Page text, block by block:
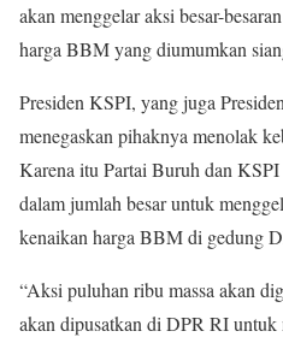
akan menggelar aksi besar-
harga BBM yang diumumkan
Presiden KSPI, yang juga
menegaskan pihaknya menolak
Karena itu Partai Buruh dan KSPI
dalam jumlah besar untuk
kenaikan harga BBM di gedung
“Aksi puluhan ribu massa akan
akan dipusatkan di DPR RI